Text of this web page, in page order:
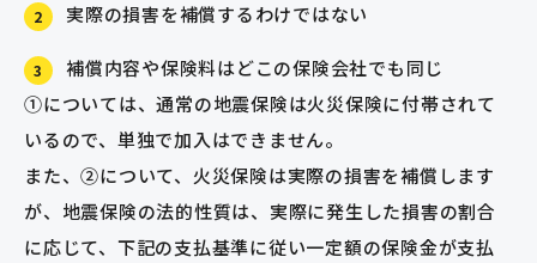
2 実際の損害を補償するわけではない
3
補償内容や保険料はどこの保険会社でも同じ
①については、通常の地震保険は火災保険に付帯されて
いるので、単独で加入はできません。
また、②について、火災保険は実際の損害を補償します
が、地震保険の法的性質は、実際に発生した損害の割合
に応じて、下記の支払基準に従い一定額の保険金が支払